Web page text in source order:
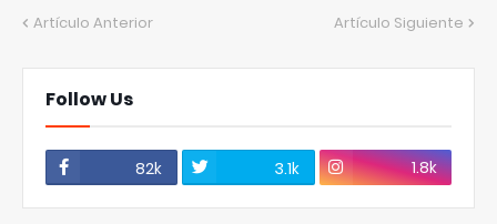
Artículo Anterior Artículo Siguiente
Follow Us
82k 3.1k 1.8k